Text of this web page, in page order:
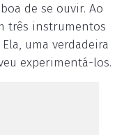
de se ouvir. Ao
três instrumentos
uma verdadeira
experimentá-los.